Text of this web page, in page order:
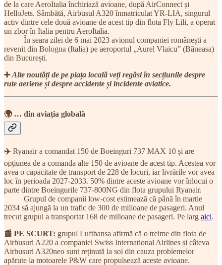
de la care AeroItalia închiriază avioane, după AirConnect și
HelloJets. Sâmbătă, Airbusul A320 înmatriculat YR-LIA, singurul
activ dintre cele două avioane de acest tip din flota Fly Lili, a operat
un zbor în Italia pentru AeroItalia.
În seara zilei de 6 mai 2023 avionul companiei românești a
revenit din Bologna (Italia) pe aeroportul „Aurel Vlaicu” (Băneasa)
din București.
➕Alte noutăți de pe piața locală veți regăsi în secțiunile despre
rute aeriene și despre accidente și incidente aviatice.
🌍 … din aviația globală
✈️ Ryanair a comandat 150 de Boeinguri 737 MAX 10 și are
opțiunea de a comanda alte 150 de avioane de acest tip. Acestea vor
avea o capacitate de transport de 228 de locuri, iar livrările vor avea
loc în perioada 2027-2033. 50% dintre aceste avioane vor înlocui o
parte dintre Boeingurile 737-800NG din flota grupului Ryanair.
Grupul de companii low-cost estimează că până în martie
2034 să ajungă la un trafic de 300 de milioane de pasageri. Anul
trecut grupul a transportat 168 de milioane de pasageri. Pe larg aici.
📰 PE SCURT: grupul Lufthansa afirmă că o treime din flota de
Airbusuri A220 a companiei Swiss International Airlines și câteva
Airbusuri A320neo sunt reținută la sol din cauza problemelor
apărute la motoarele P&W care propulsează aceste avioane.